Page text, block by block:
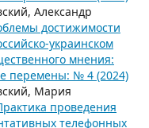
Александр
достижимости
украинском
мнения:
перемены: № 4 (2024)
Мария
проведения
телефонных